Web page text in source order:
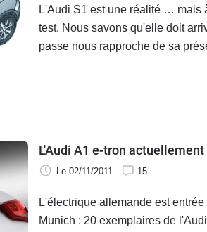
L'Audi S1 est une réalité … mais
test. Nous savons qu'elle doit
passe nous rapproche de sa
L'Audi A1 e-tron
Le 02/11/2011 15
L'électrique allemande est
Munich : 20 exemplaires de